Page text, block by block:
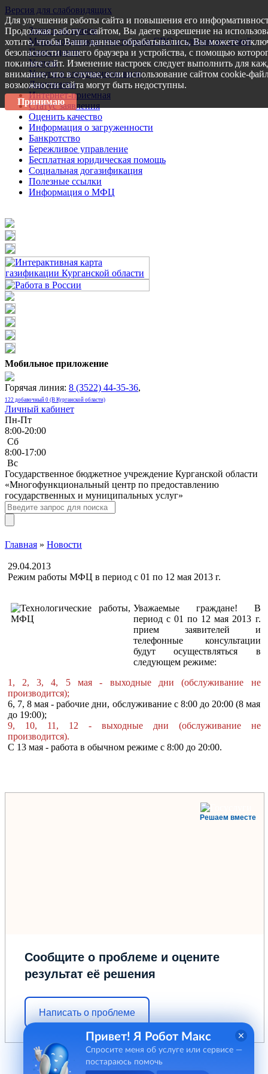
Версия для слабовидящих
Запись на прием
Меры поддержки участникам СВО и членам их семей
Пресс-центр
Услуги
Услуги в электронном виде
Документы
Интернет-приемная
Статус заявления
Оценить качество
Информация о загруженности
Банкротство
Бережливое управление
Бесплатная юридическая помощь
Социальная догазификация
Полезные ссылки
Информация о МФЦ
Мобильное приложение
Горячая линия: 8 (3522) 44-35-36,
122 добавочный 0 (В Курганской области)
Личный кабинет
Пн-Пт
8:00-20:00
Сб
8:00-17:00
Bc
Государственное бюджетное учреждение Курганской области
«Многофункциональный центр по предоставлению
государственных и муниципальных услуг»
Главная » Новости
29.04.2013
Режим работы МФЦ в период с 01 по 12 мая 2013 г.
Уважаемые граждане! В
период с 01 по 12 мая 2013 г.
прием заявителей и
телефонные консультации
будут осуществляться в
следующем режиме:
1, 2, 3, 4, 5 мая - выходные дни (обслуживание не
производится);
6, 7, 8 мая - рабочие дни, обслуживание с 8:00 до 20:00 (8 мая
до 19:00);
9, 10, 11, 12 - выходные дни (обслуживание не
производится).
С 13 мая - работа в обычном режиме с 8:00 до 20:00.
Решаем вместе
Сообщите о проблеме и оцените
результат её решения
Написать о проблеме
Для улучшения работы сайта и повышения его
Продолжая работу с сайтом, Вы даете разрешение на
хотите, чтобы Ваши данные обрабатывались, Вы можете
безопасности вашего браузера и устройства, с помощью
покиньте сайт. Изменение настроек следует выполнить для
внимание, что в случае, если использование сайтом cookie-
возможности сайта могут быть недоступны.
Принимаю
Привет! Я Робот Макс
Спросите меня об услуге или сервисе —
постараюсь помочь